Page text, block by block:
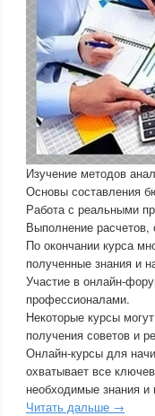
Изучение методов
Основы составления
Работа с реальными
Выполнение расчетов,
По окончании курса
полученные знания и
Участие в онлайн-
профессионалами.
Некоторые курсы
получения советов и
Онлайн-курсы для
охватывает все
необходимые знания
Читать дальше →